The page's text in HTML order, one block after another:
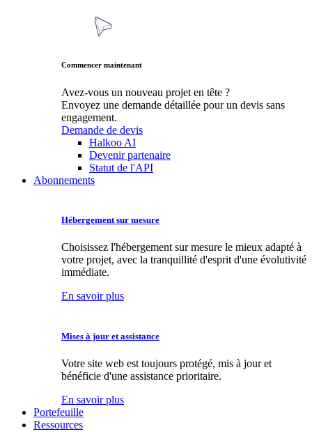
Commencer maintenant
Avez-vous un nouveau projet en tête ?
Envoyez une demande détaillée pour un devis sans
engagement.
Demande de devis
Halkoo AI
Devenir partenaire
Statut de l'API
Abonnements
Hébergement sur mesure
Choisissez l'hébergement sur mesure le mieux adapté à
votre projet, avec la tranquillité d'esprit d'une évolutivité
immédiate.
En savoir plus
Mises à jour et assistance
Votre site web est toujours protégé, mis à jour et
bénéficie d'une assistance prioritaire.
En savoir plus
Portefeuille
Ressources